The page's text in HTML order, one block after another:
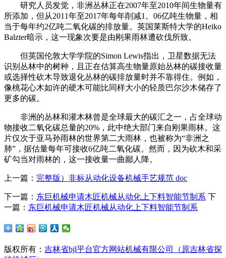
研究人员发觉，非洲丛林正在2007年至2010年间生物量有
所添加，但从2011年至2017年每年削减1。06亿吨生物量，相
当于每年约2亿吨二氧化碳的排放量。英国莱斯特大学的Heiko
Balzter暗示，这一现象次要是由刚果雨林遭砍伐所致。
但英国伦敦大学学院的Simon Lewis指出，卫星数据无法
识别丛林中的树种，且正在估算高生物量原始丛林的碳接收量
或选择性砍木导致退化丛林的碳排放量时并不靠得住。例如，
像桃花心木如许的硬木可能比同样大小的轻质巴尔沙木储存了
更多的碳。
非洲的丛林和灌木林曾是全球最大的碳汇之一，占全球动
物接收二氧化碳总量的20%，此中绝大部门来自刚果雨林。这
片仅次于亚马孙雨林的世界第二大雨林，也被称为“非洲之
肺”，据估量每年可接收6亿吨二氧化碳。然而，因为砍木和采
矿勾当对雨林的，这一接收量一曲鄙人降。
上一篇： 完整版）非标从动化设备机械手艺规范 doc
下一篇： 东巨机械申请木匠机械从动化上下料智能节制系 下
一篇： 东巨机械申请木匠机械从动化上下料智能节制系
版权所有： 吉林省bjl平台官方网站机械有限公司（原吉林省探